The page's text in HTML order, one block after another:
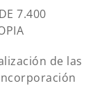
7.400
de las